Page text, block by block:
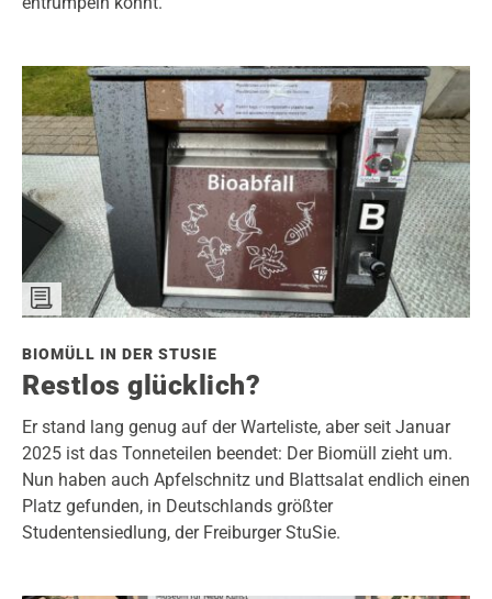
BIOMÜLL IN DER STUSIE
Restlos glücklich?
Er stand lang genug auf der Warteliste, aber seit Januar
2025 ist das Tonneteilen beendet: Der Biomüll zieht um.
Nun haben auch Apfelschnitz und Blattsalat endlich einen
Platz gefunden, in Deutschlands größter
Studentensiedlung, der Freiburger StuSie.